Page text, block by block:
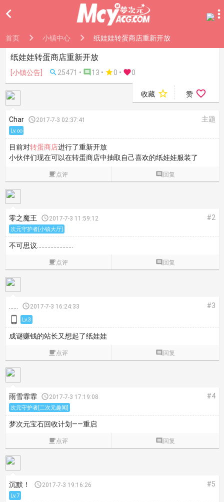

首页 小镇中心 纸娃娃转蛋商店重新开放
纸娃娃转蛋商店重新开放
[小镇公告]  25471 •  13 • 0 • 0
收藏  赞 
Char 2017-7-3 02:37:41 主题
Lv.∞
目前对转蛋商店进行了重新开放
小伙伴们现在可以在转蛋商店中抽取自己喜欢的纸娃娃服装了
点评  回复
零之魔王 2017-7-3 11:59:12 #2
次元守护者[小镇大厅]
不可思议……………………
点评  回复
...... 2017-7-3 16:24:33 #3
 Lv.3
成谜赚钱的站长又想起了纸娃娃
点评  回复
雨雪霏霏 2017-7-3 17:19:08 #4
次元守护者[二次元趣闻]
梦次元宝石回收计划——重启
点评  回复
沉默！ 2017-7-3 19:16:26 #5
Lv.7